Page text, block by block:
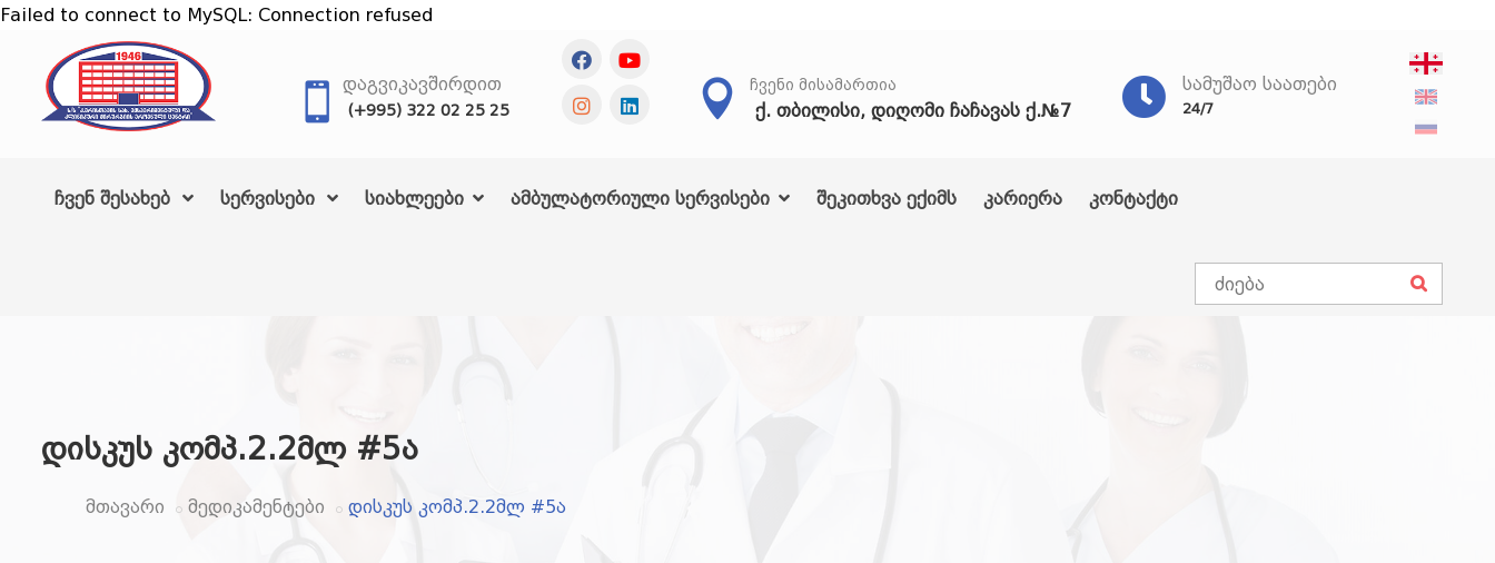
Failed to connect to MySQL: Connection refused
ᲡᲐᲛᲣᲨᲐᲝ ᲡᲐᲐᲗᲔᲑᲘ
24/7
ᲩᲕᲔᲜᲘ ᲛᲘᲡᲐᲛᲐᲠᲗᲘᲐ
ქ. თბილისი, დიღომი ჩაჩავას ქ.№7
ᲓᲐᲒᲕᲘᲙᲐᲕᲨᲘᲠᲓᲘᲗ
(+995) 322 02 25 25
ჩვენ შესახებ სერვისები სიახლეები ამბულატორიული სერვისები შეკითხვა ექიმს კარიერა კონტაქტი
დისკუს კომპ.2.2მლ #5ა
მთავარი მედიკამენტები დისკუს კომპ.2.2მლ #5ა